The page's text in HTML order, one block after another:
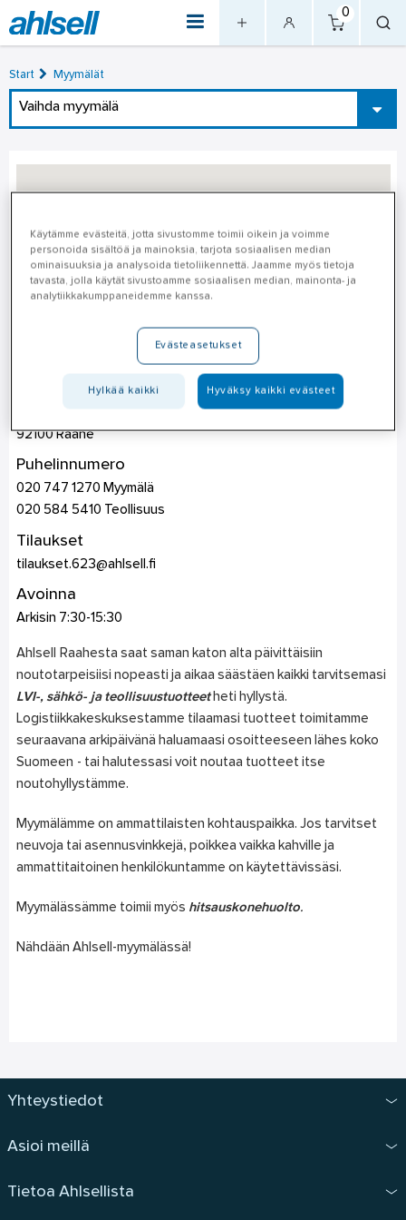
0
Start Myymälät
Vaihda myymälä
92100 Raahe
Puhelinnumero
020 747 1270 Myymälä
020 584 5410 Teollisuus
Tilaukset
tilaukset.623@ahlsell.fi
Avoinna
Arkisin 7:30-15:30
Ahlsell Raahesta saat saman katon alta päivittäisiin
noutotarpeisiisi nopeasti ja aikaa säästäen kaikki tarvitsemasi
LVI-, sähkö-ja teollisuustuotteet heti hyllystä.
Logistiikkakeskuksestamme tilaamasi tuotteet toimitamme
seuraavana arkipäivänä haluamaasi osoitteeseen lähes koko
Suomeen - tai halutessasi voit noutaa tuotteet itse
noutohyllystämme.
Myymälämme on ammattilaisten kohtauspaikka. Jos tarvitset
neuvoja tai asennusvinkkejä, poikkea vaikka kahville ja
ammattitaitoinen henkilökuntamme on käytettävissäsi.
Myymälässämme toimii myös hitsauskonehuolto.
Nähdään Ahlsell-myymälässä!
Yhteystiedot
Asioi meillä
Tietoa Ahlsellista
Käytämme evästeitä, jotta sivustomme toimii oikein ja voimme
personoida sisältöä ja mainoksia, tarjota sosiaalisen median
ominaisuuksia ja analysoida tietoliikennettä. Jaamme myös tietoja
tavasta, jolla käytät sivustoamme sosiaalisen median, mainonta- ja
analytiikkakumppaneidemme kanssa.
Evästeasetukset
Hylkää kaikki Hyväksy kaikki evästeet